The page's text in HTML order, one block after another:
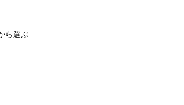
ら選ぶ